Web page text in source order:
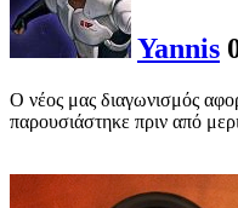
Yannis
Ο νέος μας διαγωνισμός
παρουσιάστηκε πριν από